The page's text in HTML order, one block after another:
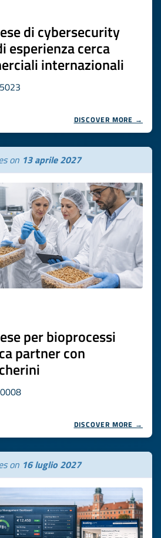
di cybersecurity
esperienza cerca
internazionali
DISCOVER MORE →
on 13 aprile 2027
per bioprocessi
partner con
DISCOVER MORE →
on 16 luglio 2027